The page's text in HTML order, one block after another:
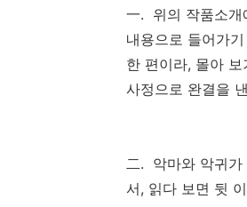
一. 위의 작품소개
내용으로 들어가
한 편이라, 몰아
사정으로 완결을
二. 악마와 악귀가
서, 읽다 보면 뒷